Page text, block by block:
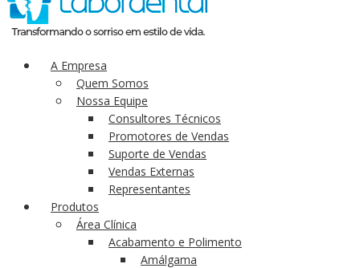
A Empresa
Quem Somos
Nossa Equipe
Consultores Técnicos
Promotores de Vendas
Suporte de Vendas
Vendas Externas
Representantes
Produtos
Área Clínica
Acabamento e Polimento
Amálgama